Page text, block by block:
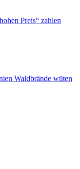
Preis“ zahlen
Waldbrände wüten